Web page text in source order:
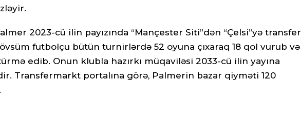
2023-cü ilin payızında “Mançester Siti”dən “Çelsi”yə transfer
futbolçu bütün turnirlərdə 52 oyuna çıxaraq 18 qol vurub və
edib. Onun klubla hazırkı müqaviləsi 2033-cü ilin yayına
Transfermarkt portalına görə, Palmerin bazar qiyməti 120